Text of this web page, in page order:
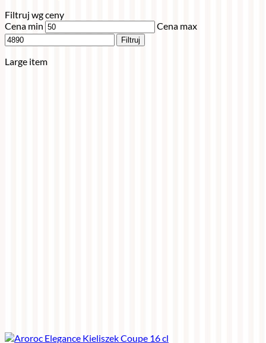
Filtruj wg ceny
Cena min
Cena max
Filtruj
Large item